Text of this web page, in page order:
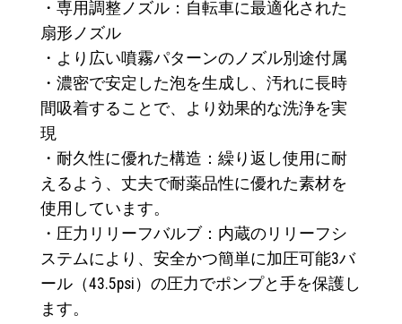
・ 専用調整ノズル：自転車に最適化された
扇形ノズル
・より広い噴霧パターンのノズル別途付属
・濃密で安定した泡を生成し、汚れに長時
間吸着することで、より効果的な洗浄を実
現
・耐久性に優れた構造：繰り返し使用に耐
えるよう、丈夫で耐薬品性に​​優れた素材を
使用しています。
・圧力リリーフバルブ：内蔵のリリーフシ
ステムにより、安全かつ簡単に加圧可能3バ
ール（43.5psi）の圧力でポンプと手を保護し
ます。